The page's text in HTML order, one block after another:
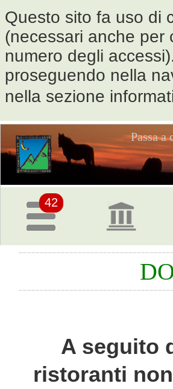
Questo sito fa uso di
(necessari anche per
numero degli
proseguendo nella
nella sezione
Pagina
iniziale
42
Passa a